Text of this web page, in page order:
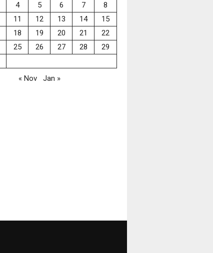
4 5 6 7
8
11 12 13 14
15
18 19 20 21
22
25 26 27 28
29
« Nov
Jan »